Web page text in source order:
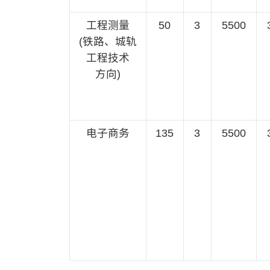
工程测量
(铁路、城轨
工程技术
方向)
50 3 5500
电子商务 135 3 5500